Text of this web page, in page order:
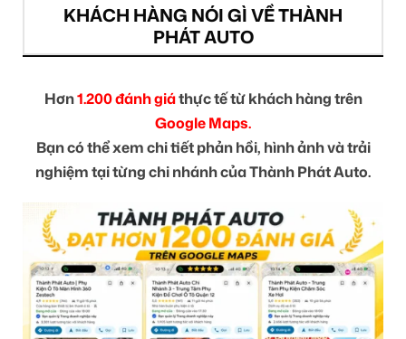
KHÁCH HÀNG NÓI GÌ VỀ THÀNH
PHÁT AUTO
Hơn1.200 đánh giáthực tế từ khách hàng trên
Google Maps.
Bạn có thể xem chi tiết phản hồi, hình ảnh và trải
nghiệm tại từng chi nhánh của Thành Phát Auto.